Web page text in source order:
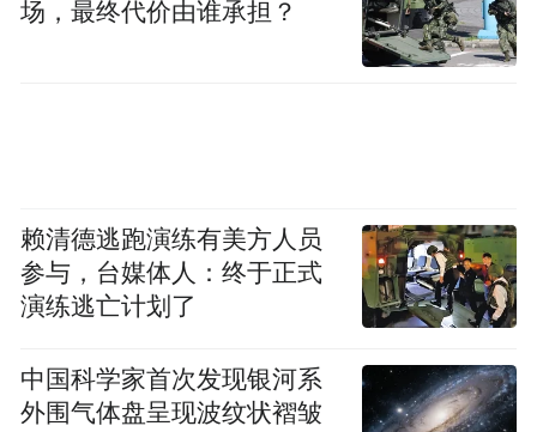
场，最终代价由谁承担？
赖清德逃跑演练有美方人员
参与，台媒体人：终于正式
演练逃亡计划了
中国科学家首次发现银河系
外围气体盘呈现波纹状褶皱